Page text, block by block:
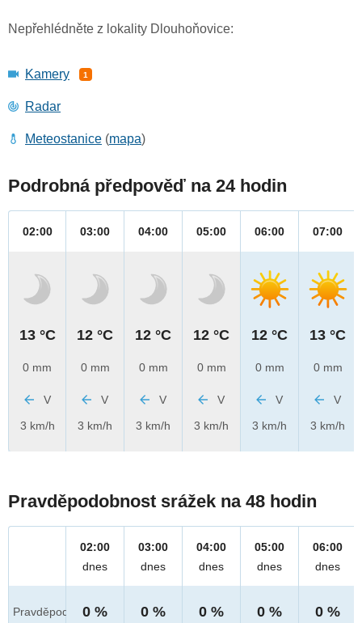
Nepřehlédněte z lokality Dlouhoňovice:
Kamery 1
Radar
Meteostanice (mapa)
Podrobná předpověď na 24 hodin
02:00
13 °C
0 mm
V
3 km/h
03:00
12 °C
0 mm
V
3 km/h
04:00
12 °C
0 mm
V
3 km/h
05:00
12 °C
0 mm
V
3 km/h
06:00
12 °C
0 mm
V
3 km/h
07:00
13 °C
0 mm
V
3 km/h
Pravděpodobnost srážek na 48 hodin
Pravděpod.
02:00
dnes
0 %
03:00
dnes
0 %
04:00
dnes
0 %
05:00
dnes
0 %
06:00
dnes
0 %